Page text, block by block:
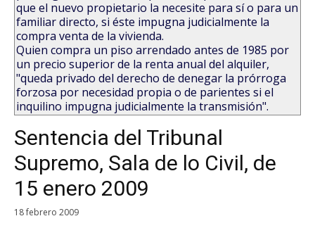
que el nuevo propietario la necesite para sí o para un
familiar directo, si éste impugna judicialmente la
compra venta de la vivienda.
Quien compra un piso arrendado antes de 1985 por
un precio superior de la renta anual del alquiler,
"queda privado del derecho de denegar la prórroga
forzosa por necesidad propia o de parientes si el
inquilino impugna judicialmente la transmisión".
Sentencia del Tribunal
Supremo, Sala de lo Civil, de
15 enero 2009
18 febrero 2009